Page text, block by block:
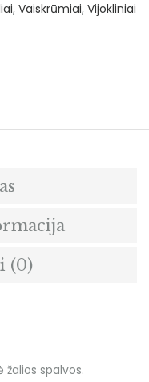
, Vaiskrūmiai, Vijokliniai
(0)
spalvos.